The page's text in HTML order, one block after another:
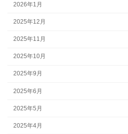
2026年1月
2025年12月
2025年11月
2025年10月
2025年9月
2025年6月
2025年5月
2025年4月